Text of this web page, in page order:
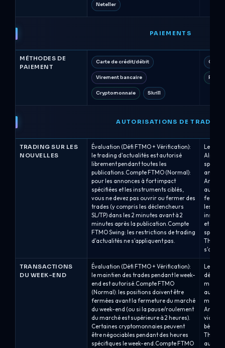
Neteller
PAIEMENTS
MÉTHODES DE
PAIEMENT
Carte de crédit/débit
Virement bancaire
Cryptomonnaie Skrill
Carte
PayPal
AUTORISATIONS DE TRADING
TRADING SUR LES
NOUVELLES
Évaluation (Défi FTMO + Vérification):
le trading d'actualités est autorisé
librement pendant toutes les
publications.Compte FTMO (Normal):
pour les annonces à fort impact
spécifiées et les instruments ciblés,
vous ne devez pas ouvrir ou fermer des
trades (y compris les déclencheurs
SL/TP) dans les 2 minutes avant à 2
minutes après la publication.Compte
FTMO Swing: les restrictions de trading
d'actualités ne s'appliquent pas.
Le
Alpha
les
et 2
Three
TRANSACTIONS
DU WEEK-END
Évaluation (Défi FTMO + Vérification):
le maintien des trades pendant le week-
end est autorisé.Compte FTMO
(Normal): les positions doivent être
fermées avant la fermeture du marché
du week-end (ou si la pause/roulement
du marché est supérieure à 2 heures).
Certaines cryptomonnaies peuvent
être négociables pendant des heures
spécifiques le week-end.Compte FTMO
Les
mais
Three :